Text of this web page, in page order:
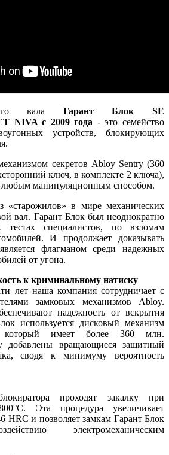
вала Гарант Блок SE
NIVA c 2009 года - это семейство
устройств, блокирующих
секретов Abloy Sentry (360
ключ, в комплекте 2 ключа),
любым манипуляционным способом.
«старожилов» в мире механических
вал. Гарант Блок был неоднократно
специалистов, по взломам
И продолжает доказывать
флагманом среди надежных
от угона.
к криминальному натиску
лет наша компания сотрудничает с
замковых механизмов Abloy.
надежность от вскрытия
используется дисковый механизм
который имеет более 360 млн.
добавлены вращающиеся защитный
сводя к минимуму вероятность
проходят закалку при
Эта процедура увеличивает
HRC и позволяет замкам Гарант Блок
электромеханическим